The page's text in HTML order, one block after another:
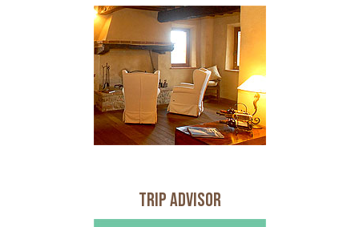
Trip Advisor